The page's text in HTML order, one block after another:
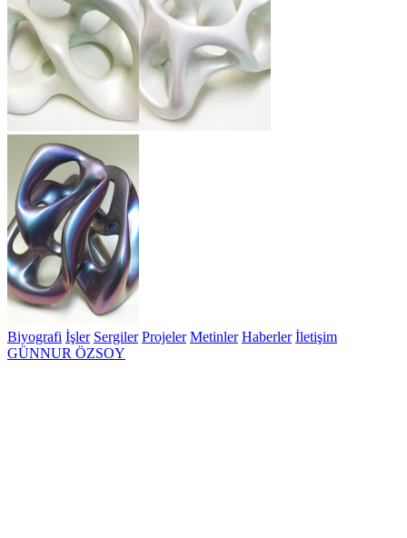
Biyografi İşler Sergiler Projeler Metinler Haberler İletişim
GÜNNUR ÖZSOY